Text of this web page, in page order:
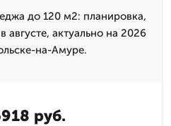
до 120 м2: планировка,
актуально на 2026
на-Амуре.
руб.